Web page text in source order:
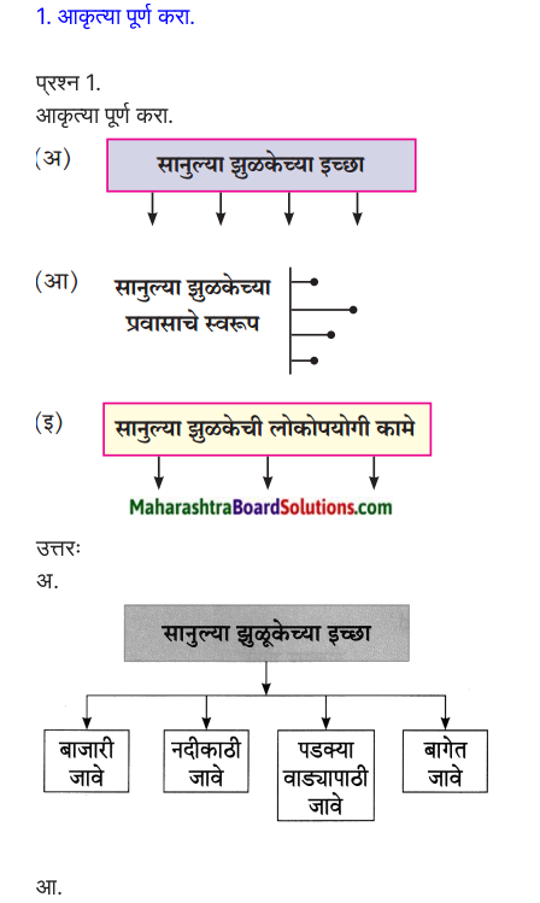
1. आकृत्या पूर्ण करा.
प्रश्न 1.
आकृत्या पूर्ण करा.
उत्तरः
अ.
आ.